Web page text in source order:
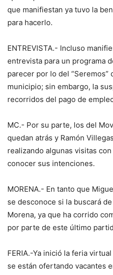
que manifiestan ya tuvo la
para hacerlo.
ENTREVISTA.- Incluso
entrevista para un programa
parecer por lo del “Seremos”
municipio; sin embargo, la
recorridos del pago de
MC.- Por su parte, los del
quedan atrás y Ramón
realizando algunas visitas
conocer sus intenciones.
MORENA.- En tanto que
se desconoce si la buscará
Morena, ya que ha corrido
por parte de este último
FERIA.-Ya inició la feria
se están ofertando vacantes